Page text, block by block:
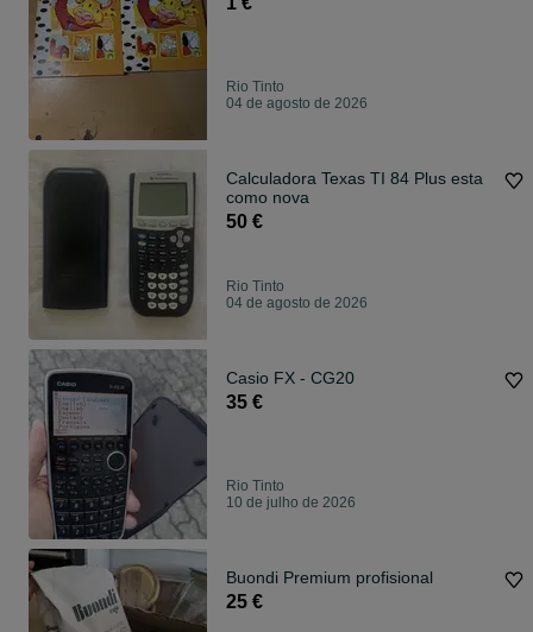
Rio Tinto
04 de agosto de 2026
Calculadora Texas TI 84 Plus esta
como nova
50 €
Rio Tinto
04 de agosto de 2026
Casio FX - CG20
35 €
Rio Tinto
10 de julho de 2026
Buondi Premium profisional
25 €